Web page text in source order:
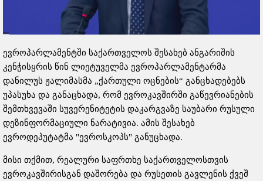
ევროპარლამენტში საქართველოს შესახებ ანგარიშის
კენჭისყრის წინ ლიეტუველმა ევროპარლამენტარმა
დანილუს ჟალიმასმა „ქართული ოცნების“ განცხადებებს
უპასუხა და განაცხადა, რომ ევროკავშირში გაწევრიანების
შემთხვევაში სუვერენიტეტის დაკარგვაზე საუბარი რუსული
დეზინფორმაციული ნარატივია. ამის შესახებ
ევროდეპუტატმა "ევროსკოპს" განუცხადა.
მისი თქმით, რეალური საფრთხე საქართველოსთვის
ევროკავშირისგან დაშორება და რუსეთის გავლენის ქვეშ